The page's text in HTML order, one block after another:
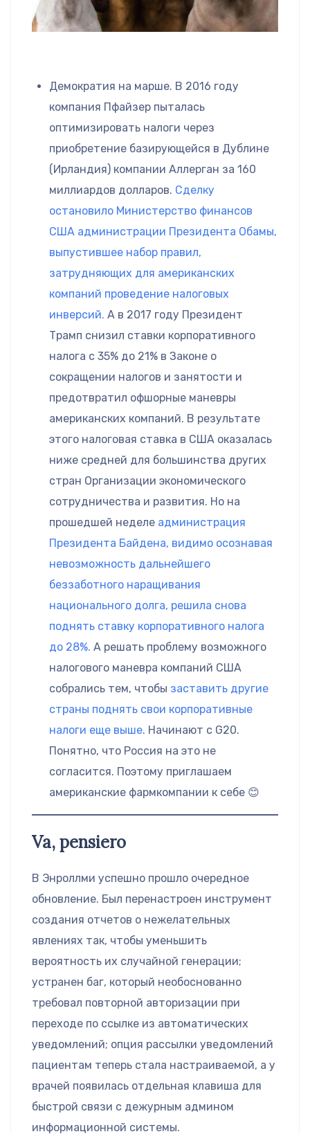
Демократия на марше. В 2016 году
компания Пфайзер пыталась
оптимизировать налоги через
приобретение базирующейся в Дублине
(Ирландия) компании Аллерган за 160
миллиардов долларов. Сделку
остановило Министерство финансов
США администрации Президента Обамы,
выпустившее набор правил,
затрудняющих для американских
компаний проведение налоговых
инверсий. А в 2017 году Президент
Трамп снизил ставки корпоративного
налога с 35% до 21% в Законе о
сокращении налогов и занятости и
предотвратил офшорные маневры
американских компаний. В результате
этого налоговая ставка в США оказалась
ниже средней для большинства других
стран Организации экономического
сотрудничества и развития. Но на
прошедшей неделе администрация
Президента Байдена, видимо осознавая
невозможность дальнейшего
беззаботного наращивания
национального долга, решила снова
поднять ставку корпоративного налога
до 28%. А решать проблему возможного
налогового маневра компаний США
собрались тем, чтобы заставить другие
страны поднять свои корпоративные
налоги еще выше. Начинают с G20.
Понятно, что Россия на это не
согласится. Поэтому приглашаем
американские фармкомпании к себе 😊
Va, pensiero
В Энроллми успешно прошло очередное
обновление. Был перенастроен инструмент
создания отчетов о нежелательных
явлениях так, чтобы уменьшить
вероятность их случайной генерации;
устранен баг, который необоснованно
требовал повторной авторизации при
переходе по ссылке из автоматических
уведомлений; опция рассылки уведомлений
пациентам теперь стала настраиваемой, а у
врачей появилась отдельная клавиша для
быстрой связи с дежурным админом
информационной системы.